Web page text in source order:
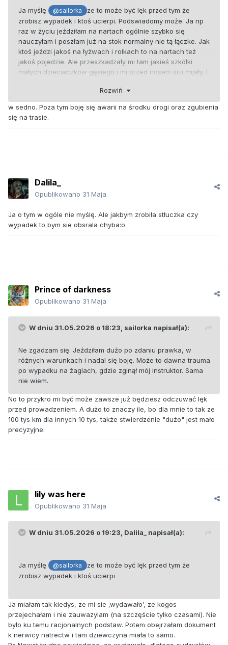
Ja myślę @sailorka
ze to może być lęk przed tym że
zrobisz wypadek i ktoś ucierpi. Podswiadomy może. Ja np
raz w życiu jeździłam na nartach ogólnie szybko się
nauczyłam i poszłam już na stok normalny nie tą łączke. Jak
ktoś jeździ jakoś na łyżwach i rolkach to na nartach też
jakoś pojedzie. Ale przeszkadzały mi tam jakieś szkółki
małych dzieciaczkow gęsiego i mi przed nosem sru mijały. I
wjedzie i nie mine go albo sama wjade w tą szkółkę ktoras i
rozjade takie male dziecko xD i tak sobie myślę że ci co
autem nie lubią jeździć może podobnie się czują, boją się że
Rozwiń
w sedno. Poza tym boję się awarii na środku drogi oraz zgubienia
się na trasie.
Dalila_
Opublikowano 31 Maja
Ja o tym w ogóle nie myślę. Ale jakbym zrobiła stłuczka czy
wypadek to bym sie obsrala chyba:o
Prince of darkness
Opublikowano 31 Maja
W dniu 31.05.2026 o 18:23, sailorka napisał(a):
Ne zgadzam się. Jeździłam dużo po zdaniu prawka, w
różnych warunkach i nadal się boję. Może to dawna trauma
po wypadku na żaglach, gdzie zginął mój instruktor. Sama
nie wiem.
No to przykro mi być może zawsze już będziesz odczuwać lęk
przed prowadzeniem. A dużo to znaczy ile, bo dla mnie to tak ze
100 tys km dla innych 10 tys, także stwierdzenie "dużo" jest mało
precyzyjne.
lily was here
Opublikowano 31 Maja
W dniu 31.05.2026 o 19:23, Dalila_ napisał(a):
Ja myślę @sailorka
ze to może być lęk przed tym że
zrobisz wypadek i ktoś ucierpi
Ja miałam tak kiedys, ze mi sie ‚wydawało’, ze kogos
przejechałam i nie zauwazylam (na szczęście tylko czasami). Nie
było ku temu racjonalnych podstaw. Potem obejrzałam dokument
k nerwicy natrectw i tam dziewczyna miała to samo.